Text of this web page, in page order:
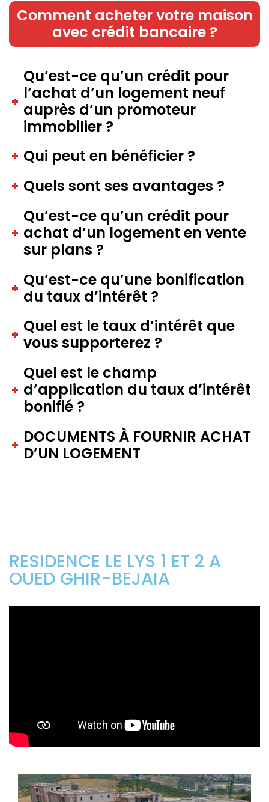
Comment acheter votre maison
avec crédit bancaire ?
Qu’est-ce qu’un crédit pour
l’achat d’un logement neuf
auprès d’un promoteur
immobilier ?
Qui peut en bénéficier ?
Quels sont ses avantages ?
Qu’est-ce qu’un crédit pour
achat d’un logement en vente
sur plans ?
Qu’est-ce qu’une bonification
du taux d’intérêt ?
Quel est le taux d’intérêt que
vous supporterez ?
Quel est le champ
d’application du taux d’intérêt
bonifié ?
DOCUMENTS À FOURNIR ACHAT
D’UN LOGEMENT
RESIDENCE LE LYS 1 ET 2 A
OUED GHIR-BEJAIA